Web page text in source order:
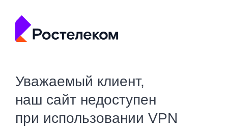
Уважаемый клиент,
наш сайт недоступен
при использовании VPN